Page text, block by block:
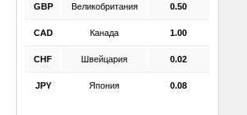
GBP Великобритания 0.50
CAD Канада 1.00
CHF Швейцария 0.02
JPY Япония 0.08